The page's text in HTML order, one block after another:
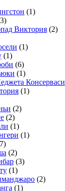
(1)
Виктория (2)
(1)
(1)
(6)
(1)
Консерваси
(1)
(2)
(2)
(1)
(1)
(2)
(3)
(1)
(2)
(1)